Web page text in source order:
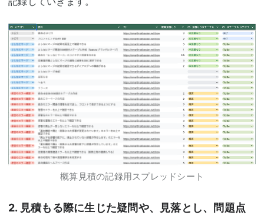
概算見積の記録用スプレッドシート
2. 見積もる際に生じた疑問や、見落とし、問題点